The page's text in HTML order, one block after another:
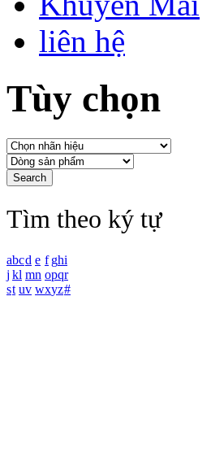
liên hệ
Tùy chọn
Tìm theo ký tự
abcd e f ghi
j kl mn opqr
st uv wxyz#